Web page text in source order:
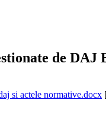
de DAJ
si actele normative.docx